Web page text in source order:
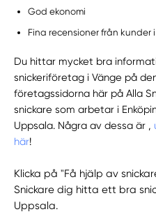
God ekonomi
Fina recensioner från kunder
Du hittar mycket bra
snickeriföretag i Vänge på
företagssidorna här på Alla
snickare som arbetar i
Uppsala. Några av dessa är ,
här!
Klicka på "Få hjälp av
Snickare dig hitta ett bra
Uppsala.